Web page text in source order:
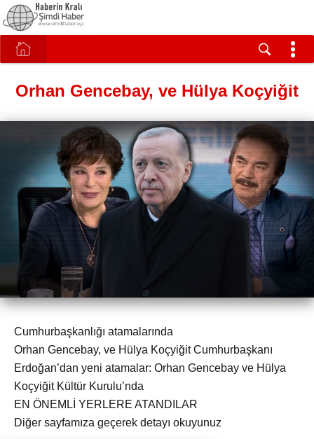
Orhan Gencebay, ve Hülya Koçyiğit
Cumhurbaşkanlığı atamalarında
Orhan Gencebay, ve Hülya Koçyiğit Cumhurbaşkanı
Erdoğan’dan yeni atamalar: Orhan Gencebay ve Hülya
Koçyiğit Kültür Kurulu’nda
EN ÖNEMLİ YERLERE ATANDILAR
Diğer sayfamıza geçerek detayı okuyunuz